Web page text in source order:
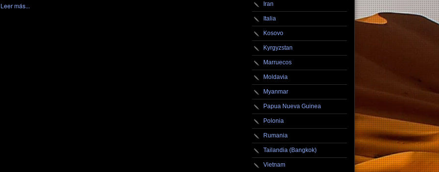
Leer más... Iran
Italia
Kosovo
Kyrgyzstan
Marruecos
Moldavia
Myanmar
Papua Nueva Guinea
Polonia
Rumania
Tailandia (Bangkok)
Vietnam